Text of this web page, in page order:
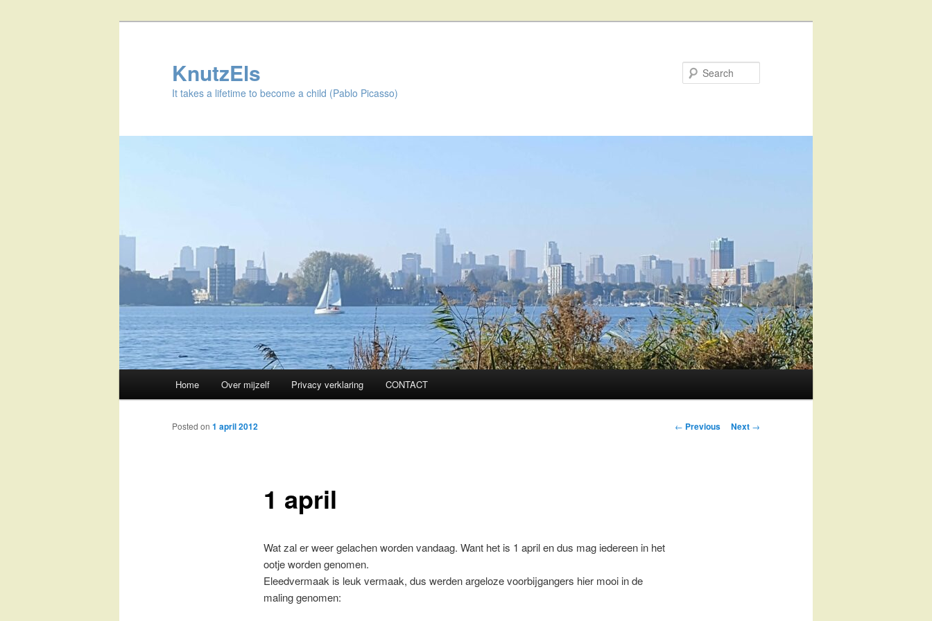
KnutzEls
It takes a lifetime to become a child (Pablo Picasso)
Skip
to
Home Over mijzelf Privacy verklaring CONTACT
Post
← Previous Next →
1 april
Posted on 1 april 2012
Wat zal er weer gelachen worden vandaag. Want het is 1 april en dus mag iedereen in het
ootje worden genomen.
Eleedvermaak is leuk vermaak, dus werden argeloze voorbijgangers hier mooi in de
maling genomen: